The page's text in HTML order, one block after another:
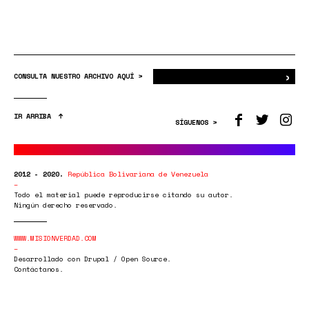
CONSULTA NUESTRO ARCHIVO AQUÍ > ›
IR ARRIBA
SÍGUENOS >
2012 - 2020. República Bolivariana de Venezuela
Todo el material puede reproducirse citando su autor.
Ningún derecho reservado.
WWW.MISIONVERDAD.COM
Desarrollado con Drupal / Open Source.
Contáctanos.